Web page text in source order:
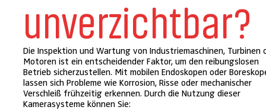
Die Inspektion und Wartung von Industriemaschinen, Turbinen
Motoren ist ein entscheidender Faktor, um den reibungslosen
Betrieb sicherzustellen. Mit mobilen Endoskopen oder
lassen sich Probleme wie Korrosion, Risse oder mechanischer
Verschleiß frühzeitig erkennen. Durch die Nutzung dieser
Kamerasysteme können Sie:
unverzichtbar?